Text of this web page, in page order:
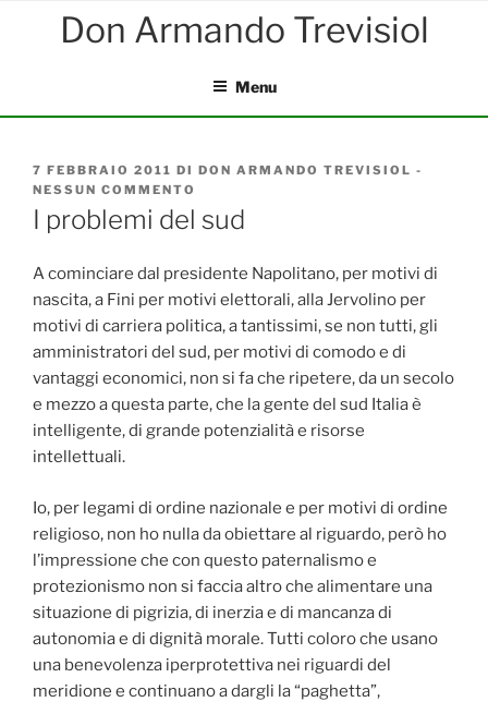
Menu
PUBBLICATO
IL
7 FEBBRAIO 2011 DI DON ARMANDO TREVISIOL -
NESSUN COMMENTO
PROBLEMI
SUD
I problemi del sud
A cominciare dal presidente Napolitano, per motivi di
nascita, a Fini per motivi elettorali, alla Jervolino per
motivi di carriera politica, a tantissimi, se non tutti, gli
amministratori del sud, per motivi di comodo e di
vantaggi economici, non si fa che ripetere, da un secolo
e mezzo a questa parte, che la gente del sud Italia è
intelligente, di grande potenzialità e risorse
intellettuali.
Io, per legami di ordine nazionale e per motivi di ordine
religioso, non ho nulla da obiettare al riguardo, però ho
l’impressione che con questo paternalismo e
protezionismo non si faccia altro che alimentare una
situazione di pigrizia, di inerzia e di mancanza di
autonomia e di dignità morale. Tutti coloro che usano
una benevolenza iperprotettiva nei riguardi del
meridione e continuano a dargli la “paghetta”,